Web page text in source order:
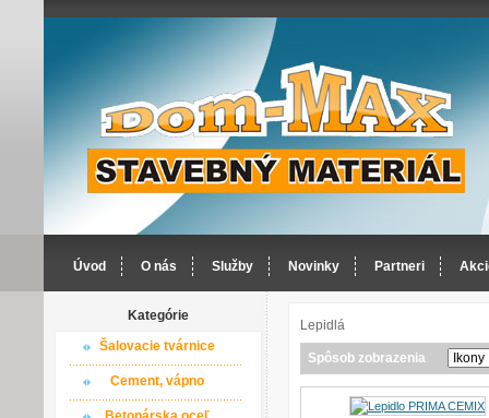
Úvod O nás Služby Novinky Partneri
Kategórie
Šalovacie tvárnice
Cement, vápno
Lepidlá
Spôsob zobrazenia